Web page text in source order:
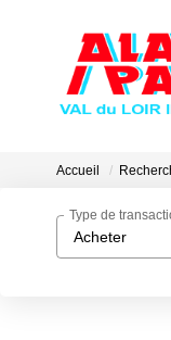
Accueil
Acheter
Type de